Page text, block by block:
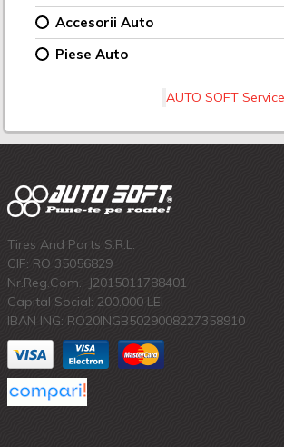
Accesorii Auto
Piese Auto
AUTO SOFT Service
Tires And Parts S.R.L.
CIF: RO 35056829
Nr.Reg.Com.: J2015011788401
Capital Social: 200.000 LEI
IBAN ING: RO20INGB5029008227358910